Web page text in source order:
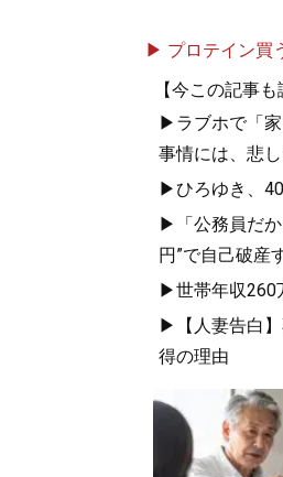
▶ プロテイン買
【今この記事
▶ラブホで「家
事情には、悲
▶ひろゆき、40
▶「公務員だか
円”で自己破産
▶世帯年収260
▶【人妻告白】
得の理由